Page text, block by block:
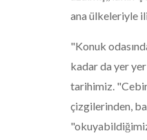
ana ülkeleriyle
"Konuk
kadar da yer
tarihimiz.
çizgilerinden,